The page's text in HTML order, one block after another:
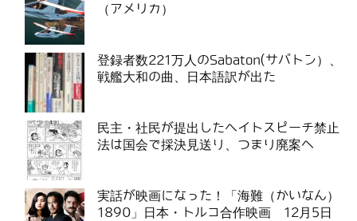
（アメリカ）
登録者数221万人のSabaton(サバトン）、
戦艦大和の曲、日本語訳が出た
民主・社民が提出したヘイトスピーチ禁止
法は国会で採決見送り、つまり廃案へ
実話が映画になった！「海難（かいなん）
1890」日本・トルコ合作映画 12月5日